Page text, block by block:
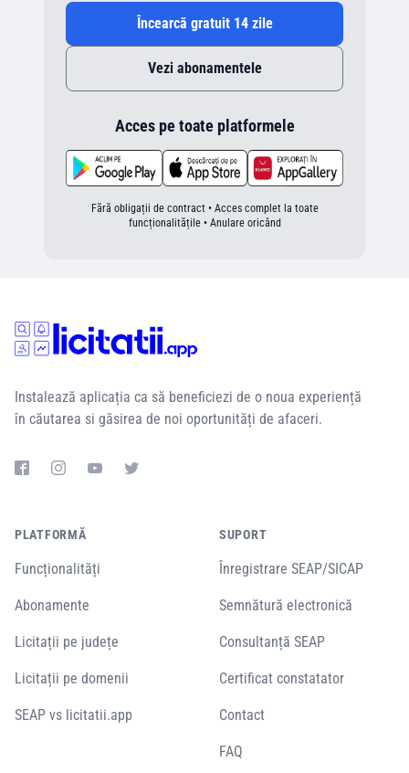
Încearcă gratuit 14 zile
Vezi abonamentele
Acces pe toate platformele
Fără obligații de contract • Acces complet la toate
funcționalitățile • Anulare oricând
Instalează aplicația ca să beneficiezi de o noua experiență
în căutarea si găsirea de noi oportunități de afaceri.
PLATFORMĂ
Funcționalități
Abonamente
Licitații pe județe
Licitații pe domenii
SEAP vs licitatii.app
SUPORT
Înregistrare SEAP/SICAP
Semnătură electronică
Consultanță SEAP
Certificat constatator
Contact
FAQ